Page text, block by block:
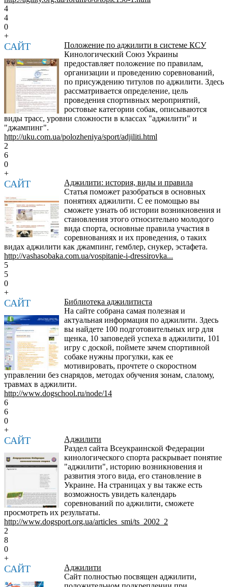
4
4
0
+
САЙТ
Положение по аджилити в системе КСУ
Кинологический Союз Украины
предоставляет положение по правилам,
организации и проведению соревнований,
по присуждению титулов по аджилити. Здесь
рассматривается определение, цель
проведения спортивных мероприятий,
ростовые категории собак, описываются
виды трасс, уровни сложности в классах "аджилити" и
"джампинг".
http://uku.com.ua/polozheniya/sport/adjiliti.html
2
6
0
+
САЙТ
Аджилити: история, виды и правила
Статья поможет разобраться в основных
понятиях аджилити. С ее помощью вы
сможете узнать об истории возникновения и
становления этого относительно молодого
вида спорта, основные правила участия в
соревнованиях и их проведения, о таких
видах аджилити как джампинг, гемблер, снукер, эстафета.
http://vashasobaka.com.ua/vospitanie-i-dressirovka...
5
5
0
+
САЙТ
Библиотека аджилитиста
На сайте собрана самая полезная и
актуальная информация по аджилити. Здесь
вы найдете 100 подготовительных игр для
щенка, 10 заповедей успеха в аджилити, 101
игру с доской, поймете зачем спортивной
собаке нужны прогулки, как ее
мотивировать, прочтете о скоростном
управлении без снарядов, методах обучения зонам, слалому,
травмах в аджилити.
http://www.dogschool.ru/node/14
6
6
0
+
САЙТ
Аджилити
Раздел сайта Всеукраинской Федерации
кинологического спорта раскрывает понятие
"аджилити", историю возникновения и
развития этого вида, его становление в
Украине. На страницах у вы также есть
возможность увидеть календарь
соревнований по аджилити, сможете
просмотреть их результаты.
http://www.dogsport.org.ua/articles_smi/ts_2002_2
2
8
0
+
САЙТ
Аджилити
Сайт полностью посвящен аджилити,